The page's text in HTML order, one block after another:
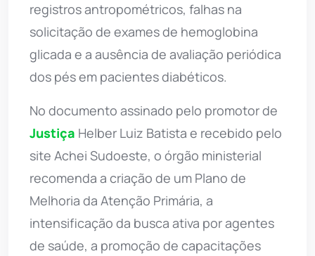
registros antropométricos, falhas na
solicitação de exames de hemoglobina
glicada e a ausência de avaliação periódica
dos pés em pacientes diabéticos.
No documento assinado pelo promotor de
Justiça Helber Luiz Batista e recebido pelo
site Achei Sudoeste, o órgão ministerial
recomenda a criação de um Plano de
Melhoria da Atenção Primária, a
intensificação da busca ativa por agentes
de saúde, a promoção de capacitações